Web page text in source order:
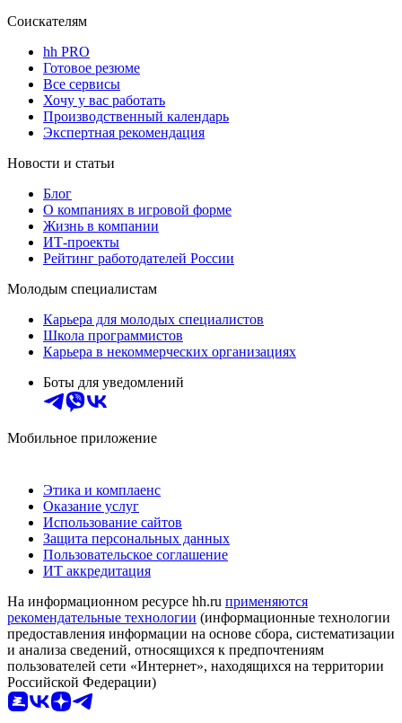
Соискателям
hh PRO
Готовое резюме
Все сервисы
Хочу у вас работать
Производственный календарь
Экспертная рекомендация
Новости и статьи
Блог
О компаниях в игровой форме
Жизнь в компании
ИТ-проекты
Рейтинг работодателей России
Молодым специалистам
Карьера для молодых специалистов
Школа программистов
Карьера в некоммерческих организациях
Боты для уведомлений
Мобильное приложение
Этика и комплаенс
Оказание услуг
Использование сайтов
Защита персональных данных
Пользовательское соглашение
ИТ аккредитация
На информационном ресурсе hh.ru применяются
рекомендательные технологии (информационные технологии
предоставления информации на основе сбора, систематизации
и анализа сведений, относящихся к предпочтениям
пользователей сети «Интернет», находящихся на территории
Российской Федерации)